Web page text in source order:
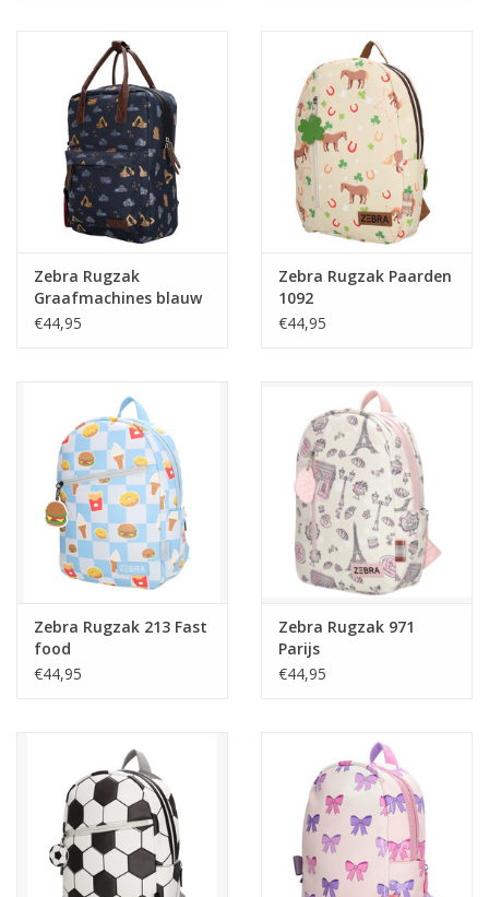
Zebra Rugzak
Graafmachines blauw
002
€44,95
Zebra Rugzak Paarden
1092
€44,95
Zebra Rugzak 213 Fast
food
€44,95
Zebra Rugzak 971
Parijs
€44,95